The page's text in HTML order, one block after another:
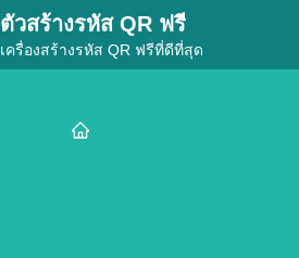
ตัวสร้างรหัส QR ฟรี
เครื่องสร้างรหัส QR ฟรีที่ดีที่สุด